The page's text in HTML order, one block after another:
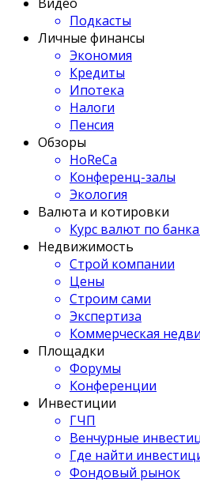
Подкасты
Личные финансы
Экономия
Кредиты
Ипотека
Налоги
Пенсия
Обзоры
HoReCa
Конференц-залы
Экология
Валюта и котировки
Курс валют по
Недвижимость
Строй компании
Цены
Строим сами
Экспертиза
Коммерческая
Площадки
Форумы
Конференции
Инвестиции
ГЧП
Венчурные
Где найти
Фондовый рынок